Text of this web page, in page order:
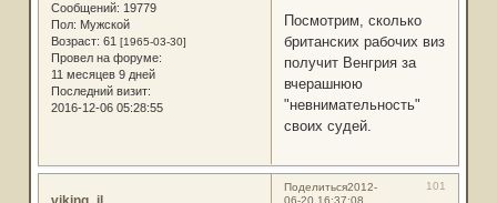
Сообщений: 19779
Пол: Мужской
Возраст: 61 [1965-03-30]
Провел на форуме:
11 месяцев 9 дней
Последний визит:
2016-12-06 05:28:55
Посмотрим, сколько
британских рабочих виз
получит Венгрия за
вчерашнюю
"невнимательность"
своих судей.
Поделиться 101
2012-